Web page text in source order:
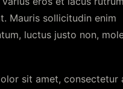
Mauris sollicitudin enim
luctus justo non,
sit amet, consectetur